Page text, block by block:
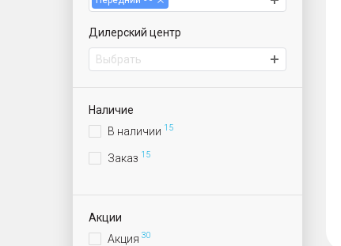
Дилерский центр
Выбрать
Наличие
В наличии 15
Заказ 15
Акции
Акция 30